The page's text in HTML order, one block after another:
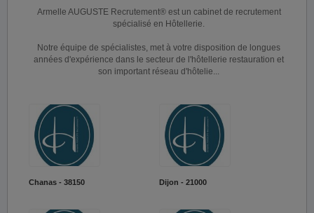
Armelle AUGUSTE Recrutement® est un cabinet de recrutement
spécialisé en Hôtellerie.
Notre équipe de spécialistes, met à votre disposition de longues
années d'expérience dans le secteur de l'hôtellerie restauration et
son important réseau d'hôtelie...
Chanas - 38150 Dijon - 21000